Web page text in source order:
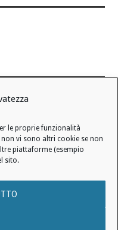
le proprie funzionalità
vi sono altri cookie se non
piattaforme (esempio
sito.
|